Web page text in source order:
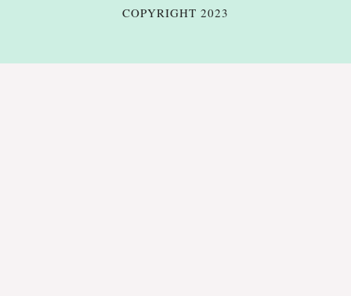
COPYRIGHT 2023